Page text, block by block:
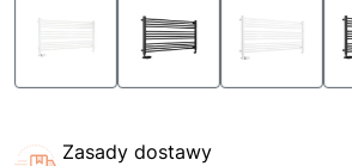
Zasady dostawy